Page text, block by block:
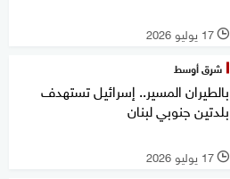
l 17 يوليو 2026
شرق أوسط
بالطيران المسير.. إسرائيل تستهدف
بلدتين جنوبي لبنان
l 17 يوليو 2026